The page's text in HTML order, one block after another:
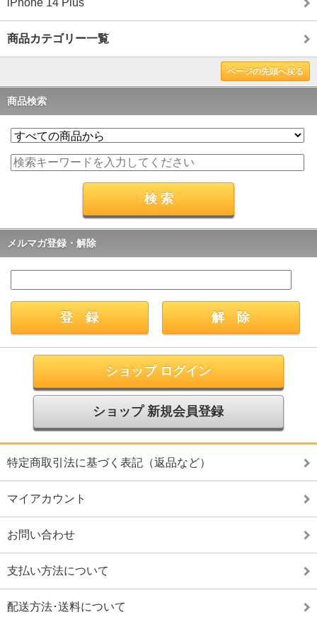
iPhone 14 Plus
商品カテゴリー一覧
ページの先頭へ戻る
商品検索
メルマガ登録・解除
ショップ ログイン
ショップ 新規会員登録
特定商取引法に基づく表記（返品など）
マイアカウント
お問い合わせ
支払い方法について
配送方法･送料について